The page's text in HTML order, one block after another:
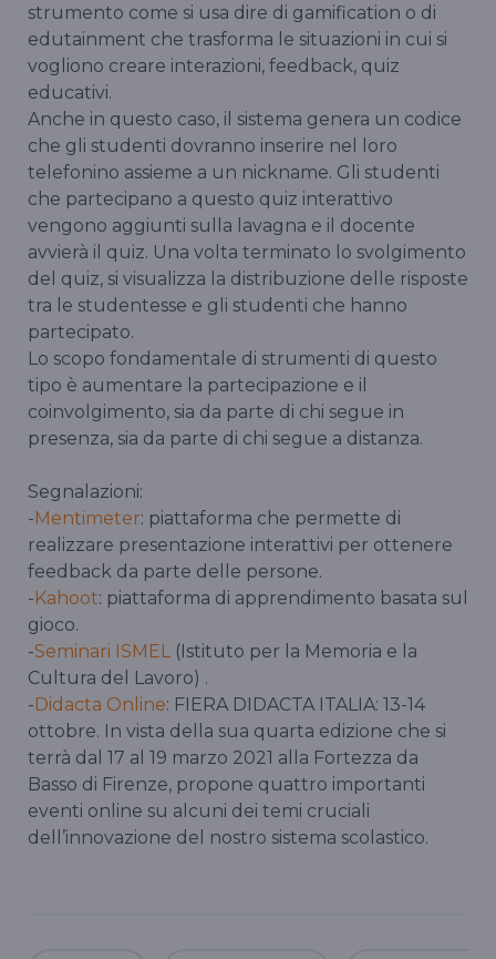
strumento come si usa dire di gamification o di
edutainment che trasforma le situazioni in cui si
vogliono creare interazioni, feedback, quiz
educativi.
Anche in questo caso, il sistema genera un codice
che gli studenti dovranno inserire nel loro
telefonino assieme a un nickname. Gli studenti
che partecipano a questo quiz interattivo
vengono aggiunti sulla lavagna e il docente
avvierà il quiz. Una volta terminato lo svolgimento
del quiz, si visualizza la distribuzione delle risposte
tra le studentesse e gli studenti che hanno
partecipato.
Lo scopo fondamentale di strumenti di questo
tipo è aumentare la partecipazione e il
coinvolgimento, sia da parte di chi segue in
presenza, sia da parte di chi segue a distanza.
Segnalazioni:
-Mentimeter: piattaforma che permette di
realizzare presentazione interattivi per ottenere
feedback da parte delle persone.
-Kahoot: piattaforma di apprendimento basata sul
gioco.
-Seminari ISMEL(Istituto per la Memoria e la
Cultura del Lavoro) .
-Didacta Online: FIERA DIDACTA ITALIA: 13-14
ottobre. In vista della sua quarta edizione che si
terrà dal 17 al 19 marzo 2021 alla Fortezza da
Basso di Firenze, propone quattro importanti
eventi online su alcuni dei temi cruciali
dell’innovazione del nostro sistema scolastico.